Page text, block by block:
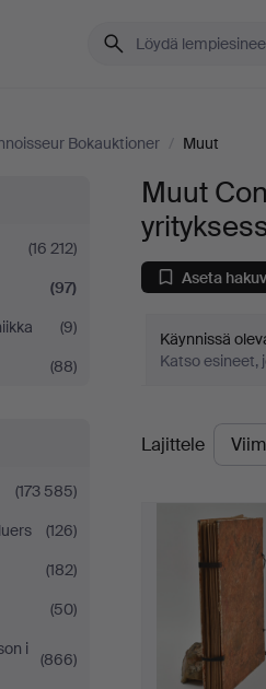
Bokauktioner / Muut
(16 212)
(97)
(9)
(88)
(173 585)
(126)
(182)
(50)
i
(866)
Muut
Aseta
Käynnissä
Katso esineet,
Lopulliset
hinnat
Lajittele